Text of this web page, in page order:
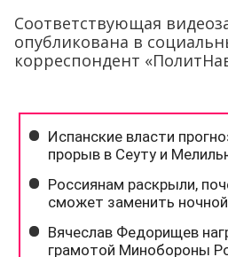
Соответствующая
опубликована в
корреспондент